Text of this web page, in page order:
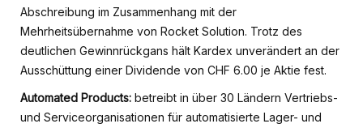
Abschreibung im Zusammenhang mit der
Mehrheitsübernahme von Rocket Solution. Trotz des
deutlichen Gewinnrückgans hält Kardex unverändert an der
Ausschüttung einer Dividende von CHF 6.00 je Aktie fest.
Automated Products: betreibt in über 30 Ländern Vertriebs-
und Serviceorganisationen für automatisierte Lager- und